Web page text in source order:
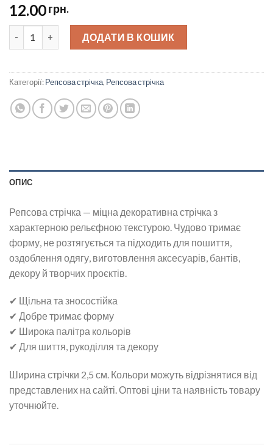
12.00грн.
Репсова стрічка 2,5 см quantity
ДОДАТИ В КОШИК
Категорії:Репсова стрічка, Репсова стрічка
ОПИС
Репсова стрічка — міцна декоративна стрічка з
характерною рельєфною текстурою. Чудово тримає
форму, не розтягується та підходить для пошиття,
оздоблення одягу, виготовлення аксесуарів, бантів,
декору й творчих проєктів.
✔ Щільна та зносостійка
✔ Добре тримає форму
✔ Широка палітра кольорів
✔ Для шиття, рукоділля та декору
Ширина стрічки 2,5 см. Кольори можуть відрізнятися від
представлених на сайті. Оптові ціни та наявність товару
уточнюйте.